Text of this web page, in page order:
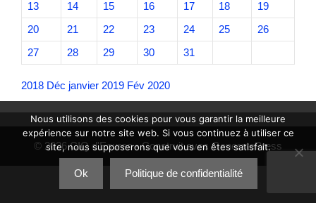
13
14 15 16 17 18
19
20
21 22 23 24 25
26
27
28 29 30 31
2018 Déc janvier 2019 Fév 2020
© 2026 CIQ d'Eoures• Construit avecGeneratePress
Nous utilisons des cookies pour vous garantir la meilleure
expérience sur notre site web. Si vous continuez à utiliser ce
site, nous supposerons que vous en êtes satisfait.
Ok Politique de confidentialité